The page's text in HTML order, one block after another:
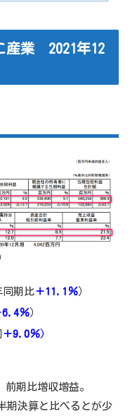
業 2021年12
同期比＋11.1％）
6.4％）
＋9.0％)
期比増収増益。
期決算と比べるとが少